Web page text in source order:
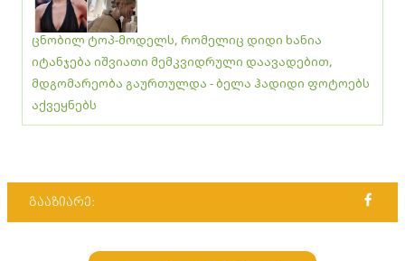
ცნობილ ტოპ-მოდელს, რომელიც დიდი ხანია
იტანჯება იშვიათი მემკვიდრული დაავადებით,
მდგომარეობა გაურთულდა - ბელა ჰადიდი ფოტოებს
აქვეყნებს
გააზიარე: